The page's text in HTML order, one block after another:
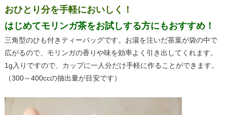
おひとり分を手軽においしく！
はじめてモリンガ茶をお試しする方にもおすすめ！
三角型のひも付きティーバッグです。お湯を注いだ茶葉が袋の中で
広がるので、モリンガの香りや味を効率よく引き出してくれます。
1g入りですので、カップに一人分だけ手軽に作ることができます。
（300～400ccの抽出量が目安です）